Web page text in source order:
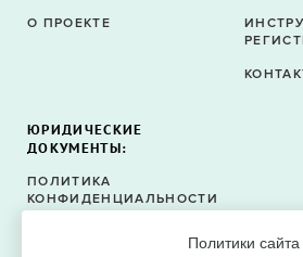
Политики сайта
О ПРОЕКТЕ
ЮРИДИЧЕСКИЕ
ДОКУМЕНТЫ:
ПОЛИТИКА
КОНФИДЕНЦИАЛЬНОСТИ